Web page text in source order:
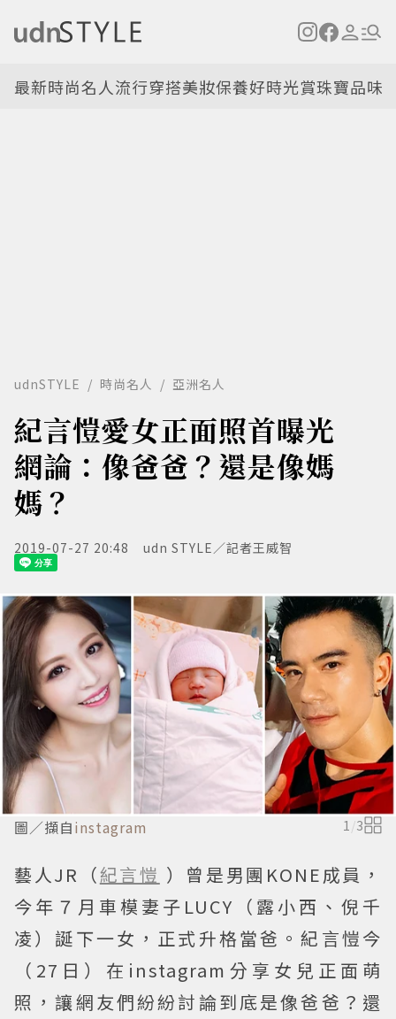
最新時尚名人流行穿搭美妝保養好時光賞珠寶品味
udnSTYLE 時尚名人 亞洲名人
紀言愷愛女正面照首曝光
網論：像爸爸？還是像媽
媽？
2019-07-27 20:48 udn STYLE／記者王威智
圖／擷自instagram 1 /3
藝人JR（紀言愷 ）曾是男團KONE成員，
今年７月車模妻子LUCY（露小西、倪千
凌）誕下一女，正式升格當爸。紀言愷今
（27日）在instagram分享女兒正面萌
照，讓網友們紛紛討論到底是像爸爸？還